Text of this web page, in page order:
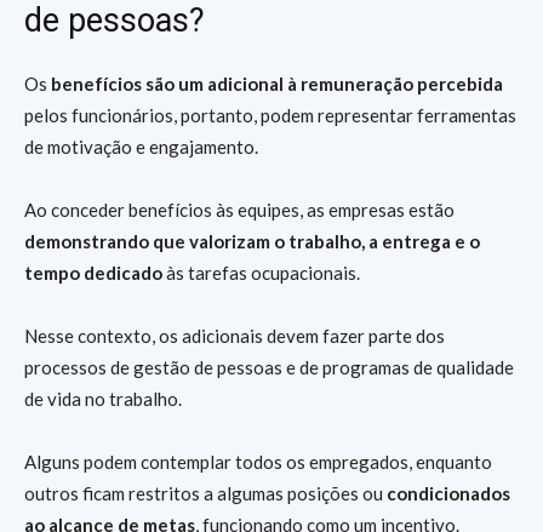
de pessoas?
Os benefícios são um adicional à remuneração percebida
pelos funcionários, portanto, podem representar ferramentas
de motivação e engajamento.
Ao conceder benefícios às equipes, as empresas estão
demonstrando que valorizam o trabalho, a entrega e o
tempo dedicadoàs tarefas ocupacionais.
Nesse contexto, os adicionais devem fazer parte dos
processos de gestão de pessoas e de programas de qualidade
de vida no trabalho.
Alguns podem contemplar todos os empregados, enquanto
outros ficam restritos a algumas posições ou condicionados
ao alcance de metas, funcionando como um incentivo.